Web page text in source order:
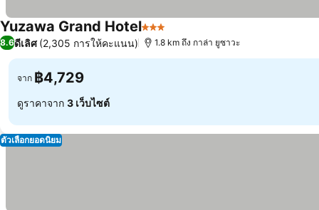
Yuzawa Grand Hotel3 ดาว
8.6ดีเลิศ (2,305 การให้คะแนน) 1.8 km ถึง กาล่า ยูซาวะ
จาก ฿4,729
ดูราคาจาก 3 เว็บไซต์
ตัวเลือกยอดนิยม